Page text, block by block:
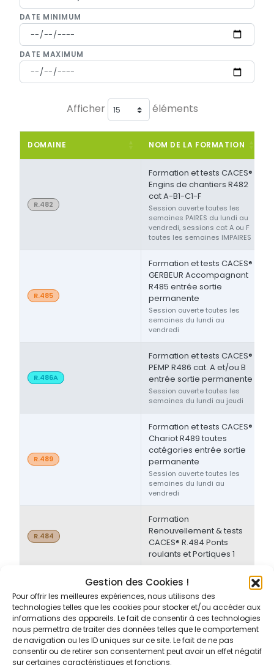
Gestion des Cookies !
Pour offrir les meilleures expériences, nous utilisons des
technologies telles que les cookies pour stocker et/ou accéder aux
informations des appareils. Le fait de consentir à ces technologies
nous permettra de traiter des données telles que le comportement
de navigation ou les ID uniques sur ce site. Le fait de ne pas
consentir ou de retirer son consentement peut avoir un effet négatif
sur certaines caractéristiques et fonctions.
DATE MINIMUM
DATE MAXIMUM
Afficher éléments
DOMAINE NOM DE LA FORMATION
R.482
Formation et tests CACES®
Engins de chantiers R482
cat A-B1-C1-F
Session ouverte toutes les
semaines PAIRES du lundi au
vendredi, sessions cat A ou F
toutes les semaines IMPAIRES
R.485
Formation et tests CACES®
GERBEUR Accompagnant
R485 entrée sortie
permanente
Session ouverte toutes les
semaines du lundi au
vendredi
R.486A
Formation et tests CACES®
PEMP R486 cat. A et/ou B
entrée sortie permanente
Session ouverte toutes les
semaines du lundi au jeudi
R.489
Formation et tests CACES®
Chariot R489 toutes
catégories entrée sortie
permanente
Session ouverte toutes les
semaines du lundi au
vendredi
R.484
Formation
Renouvellement & tests
CACES® R.484 Ponts
roulants et Portiques 1
Contrôle VGP
VGP Contrôle VGP
VGP Contrôle VGP